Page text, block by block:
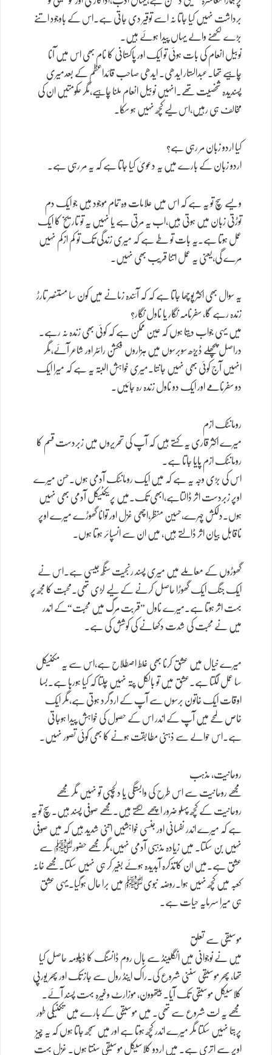
برداشت نہیں کیا جاتا نہ اسے توقیر دی جاتی ہے۔اس کے باوجود اتنے
بڑے لکھنے والے یہاں پیدا ہوئے ہیں۔
نوبیل انعام کی بات ہوئی تو ایک اور پاکستانی کا نام بھی اس میں آنا
چاہیے تھا۔عبدالستار ایدھی۔ ایدھی صاحب قائداعظم کے بعدمیری
پسندیدہ شخصیت تھے۔انہیں نوبیل انعام ملنا چاہیے،مگر حکومتیں ان کی
مخالف ہی رہیں،اس لیے کچھ نہیں ہو سکا۔
کیا اردو زبان مر رہی ہے؟
اردو زبان کے بارے میں یہ دعویٰ کیا جاتا ہے کہ یہ مر رہی ہے۔
ویسے سچ تو یہ ہے کہ اس میں علامات وہ تمام موجود ہیں جو ایک دم
توڑتی زبان میں ہوتی ہیں،اب یہ مرتی ہے یا نہیں یہ تو تاریخ کا ایک
عمل ہوتا ہے۔یہ بات تو طے ہے کہ میری زندگی تک تو کم ازکم نہیں
مرے گی،یعنی یہ عمل اتنا قریب بھی نہیں۔
یہ سوال بھی اکثر پوچھا جاتا ہے کہ کہ آئندہ زمانے میں کون سا مستنصر تارڑ
زندہ رہے گا، سفرنامہ نگار یا ناول نگار؟
میں یہی جواب دیتا ہوں کہ عین ممکن ہے کہ کوئی بھی زندہ نہ رہے۔
دراصل پچھلے ڈیڑھ سوبرسوں میں ہزاروں فکشن رائٹر اور شاعر آئے،مگر
انہیں آج کوئی بھی نہیں جانتا۔میری خواہش البتہ یہ ہے کہ میرا ایک
دو سفرنامے اور ایک دو ناول زندہ رہ جائیں۔
رومانٹک ازم
میرے اکثر قاری یہ کہتے ہیں کہ آپ کی تحریروں میں زبردست قسم کا
رومانٹک ازم پایا جاتا ہے۔
اس کی بڑی وجہ یہ ہے کہ میں ایک رومانٹک آدمی ہوں۔حسن میرے
اوپر زبردست اثر ڈالتاہے،ابھی تک۔میں پریکٹیکل آدمی بھی نہیں
ہوں۔دلکش چہرے،حسین منظر،اچھی غزل اور توانا گھوڑے میرے اوپر
ناقابل بیان اثر ڈالتے ہیں، میں ان سے انسپائر ہوتا ہوں۔
گھوڑوں کے معاملے میں میری پسند رنجیت سنگھ جیسی ہے۔اس نے
ایک جنگ ایک گھوڑا حاصل کرنے کے لیے لڑی تھی۔محبت کا مجھ پر
بہت اثر ہوتا ہے۔میرے ناول ”قربت مرگ میں محبت“کے اندر
میں نے محبت کی شدت دکھانے کی کوشش کی ہے۔
میرے خیال میں عشق کرنا بھی غلط اصطلاح ہے،اس سے یہ مکنیکل
سا عمل لگتا ہے۔عشق میں تو بالکل پتہ نہیں چلتا کہ کیا ہورہا ہے۔بسا
اوقات ایک خاتون برسوں سے آپ کے اردگرد ہوتی ہے،مگر ایک
خاص لمحے میں آپ کے اندر اس کے حصول کی خواہش پیدا ہوجاتی
ہے۔اس حوالے سے ذہنی مطابقت ہونے کا بھی کوئی تصور نہیں۔
روحانیت، مذہب
مجھے روحانیت سے اس طرح کی وابستگی یا دلچسپی تو نہیں مگر مجھے
روحانیت کے کچھ پہلو ضرور اچھے لگتے ہیں۔مجھے صوفی پسند ہیں۔سچ تو یہ
ہے کہ میرے اندر نفسانی اور جنسی خواہشیں اتنی شدید ہیں کہ میں صوفی
نہیں بن سکتا۔ میں زیادہ مذہبی آدمی نہیں،مگر مجھے حضورﷺ سے
عشق ہے۔میں ان کاتذکرہ آبدیدہ ہوئے بغیر کر ہی نہیں سکتا۔مجھے خانہ
کعبہ میں کچھ نہیں ہوا۔روضہ نبویﷺ میں برا حال ہوگیا۔یہی عشق
ہی میرا سرمایہ حیات ہے۔
موسیقی سے تعلق
میں نے نوجوانی میں انگلینڈ سے بال روم ڈانسنگ کا ڈپلومہ حاصل کیا
تھا، پھر موسیقی سننی شروع کی۔راک اینڈ رول سے جاز تک اور پھر یورپی
کلاسیکل موسیقی تک آیا۔ بیتھوون، موزارٹ وغیرہ بہت پسند آئے۔
مجھے یہ لت شروع سے تھی۔ میں موسیقی کے بارے میں تکنیکی طور
پربتا نہیں سکتا مگر میرے اندر کچھ ہوتا ہے اور میں سمجھ جاتا ہوں کہ یہ چیز
اوپر سے اتری ہے۔ میں اردو کلاسیکل موسیقی سنتا ہوں۔ غزل بہت